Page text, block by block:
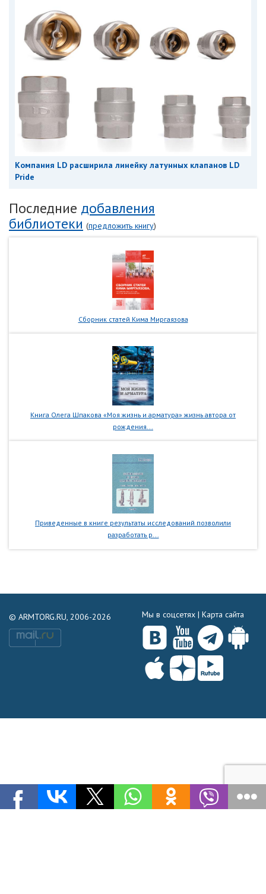
Компания LD расширила линейку латунных клапанов LD
Pride
Последние добавления
библиотеки (предложить книгу)
Сборник статей Кима Миргаязова
Книга Олега Шпакова «Моя жизнь и арматура» жизнь автора от
рождения...
Приведенные в книге результаты исследований позволили
разработать р...
© ARMTORG.RU, 2006-2026 Мы в соцсетях | Карта сайта